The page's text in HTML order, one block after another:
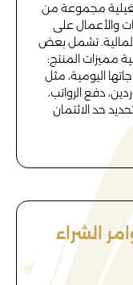
مجموعة من
والأعمال على
المالية. تشمل بعض
مميزات المنتج:
اليومية، مثل
دفع الرواتب،
حد الائتمان
الشراء